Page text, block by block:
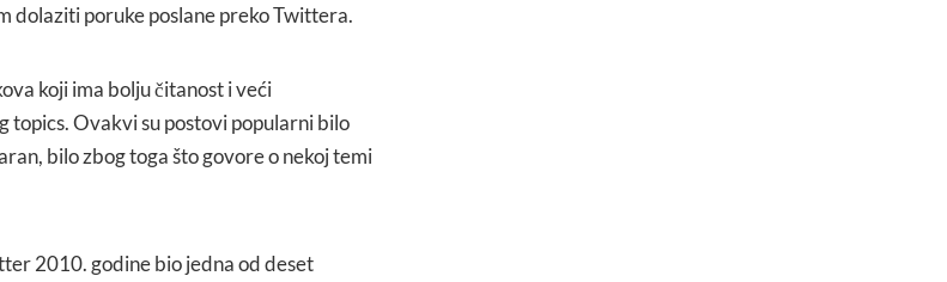
dolaziti poruke poslane preko Twittera.
koji ima bolju čitanost i veći
topics. Ovakvi su postovi popularni bilo
bilo zbog toga što govore o nekoj temi
2010. godine bio jedna od deset